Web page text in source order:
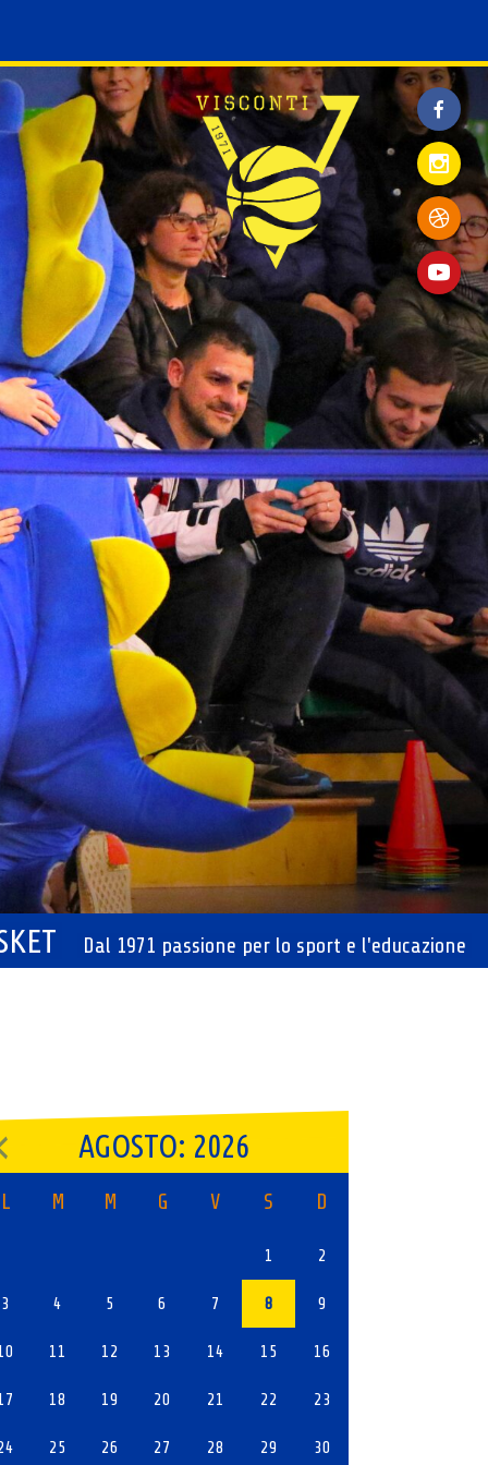
Dal 1971 passione per lo sport e l'educazione
AGOSTO: 2026
L M M G V S D
1 2
3 4 5 6 7 8 9
11 12 13 14 15 16
18 19 20 21 22 23
25 26 27 28 29 30